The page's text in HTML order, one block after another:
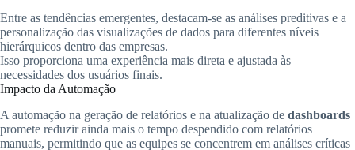
Entre as tendências emergentes, destacam-se as análises preditivas e a
personalização das visualizações de dados para diferentes níveis
hierárquicos dentro das empresas.
Isso proporciona uma experiência mais direta e ajustada às
necessidades dos usuários finais.
Impacto da Automação
A automação na geração de relatórios e na atualização de dashboards
promete reduzir ainda mais o tempo despendido com relatórios
manuais, permitindo que as equipes se concentrem em análises críticas